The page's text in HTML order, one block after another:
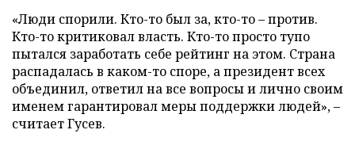
«Люди спорили. Кто-то был за, кто-то – против.
Кто-то критиковал власть. Кто-то просто тупо
пытался заработать себе рейтинг на этом. Страна
распадалась в каком-то споре, а президент всех
объединил, ответил на все вопросы и лично своим
именем гарантировал меры поддержки людей», –
считает Гусев.